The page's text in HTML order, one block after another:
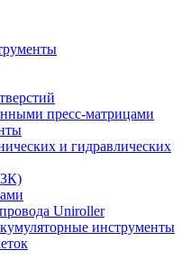
пресс-матрицами
и гидравлических
Uniroller
инструменты